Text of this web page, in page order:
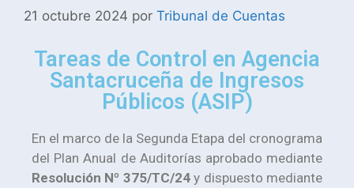
21 octubre 2024 por Tribunal de Cuentas
Tareas de Control en Agencia
Santacruceña de Ingresos
Públicos (ASIP)
En el marco de la Segunda Etapa del cronograma
del Plan Anual de Auditorías aprobado mediante
Resolución Nº 375/TC/24y dispuesto mediante